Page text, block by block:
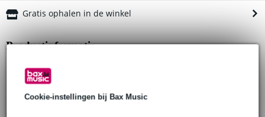
Cookie-instellingen bij Bax Music
Gratis ophalen in de winkel
Productinformatie
geleverd in paren
geschikt voor standaard pulleys
materiaal s275 mild steel